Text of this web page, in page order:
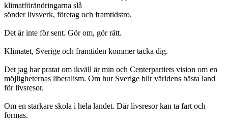
klimatförändringarna slå
sönder livsverk, företag och framtidstro.
Det är inte för sent. Gör om, gör rätt.
Klimatet, Sverige och framtiden kommer tacka dig.
Det jag har pratat om ikväll är min och Centerpartiets vision om en
möjligheternas liberalism. Om hur Sverige blir världens bästa land
för livsresor.
Om en starkare skola i hela landet. Där livsresor kan ta fart och
formas.